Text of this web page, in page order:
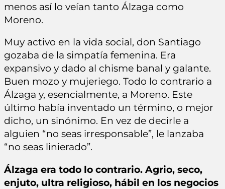
menos así lo veían tanto Álzaga como
Moreno.
Muy activo en la vida social, don Santiago
gozaba de la simpatía femenina. Era
expansivo y dado al chisme banal y galante.
Buen mozo y mujeriego. Todo lo contrario a
Álzaga y, esencialmente, a Moreno. Este
último había inventado un término, o mejor
dicho, un sinónimo. En vez de decirle a
alguien “no seas irresponsable”, le lanzaba
“no seas linierado”.
Álzaga era todo lo contrario. Agrio, seco,
enjuto, ultra religioso, hábil en los negocios